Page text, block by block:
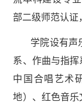
部二级师范认证
学院设有声乐
系、作曲与指挥
中国合唱艺术
地）、红色音